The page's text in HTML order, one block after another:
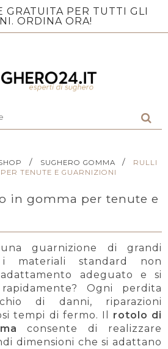
GRATUITA PER TUTTI GLI
ORDINA ORA!
/ SUGHERO GOMMA /
RULLI
TENUTE E GUARNIZIONI
in gomma per tenute e
guarnizione di grandi
i materiali standard non
adeguato e si
Ogni perdita
di danni, riparazioni
tempi di fermo. Il rotolo di
consente di realizzare
dimensioni che si adattano